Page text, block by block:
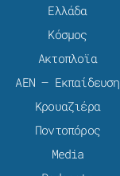
Ελλάδα
Κόσμος
Ακτοπλοϊα
ΑΕΝ – Εκπαίδευση
Κρουαζιέρα
Ποντοπόρος
Media